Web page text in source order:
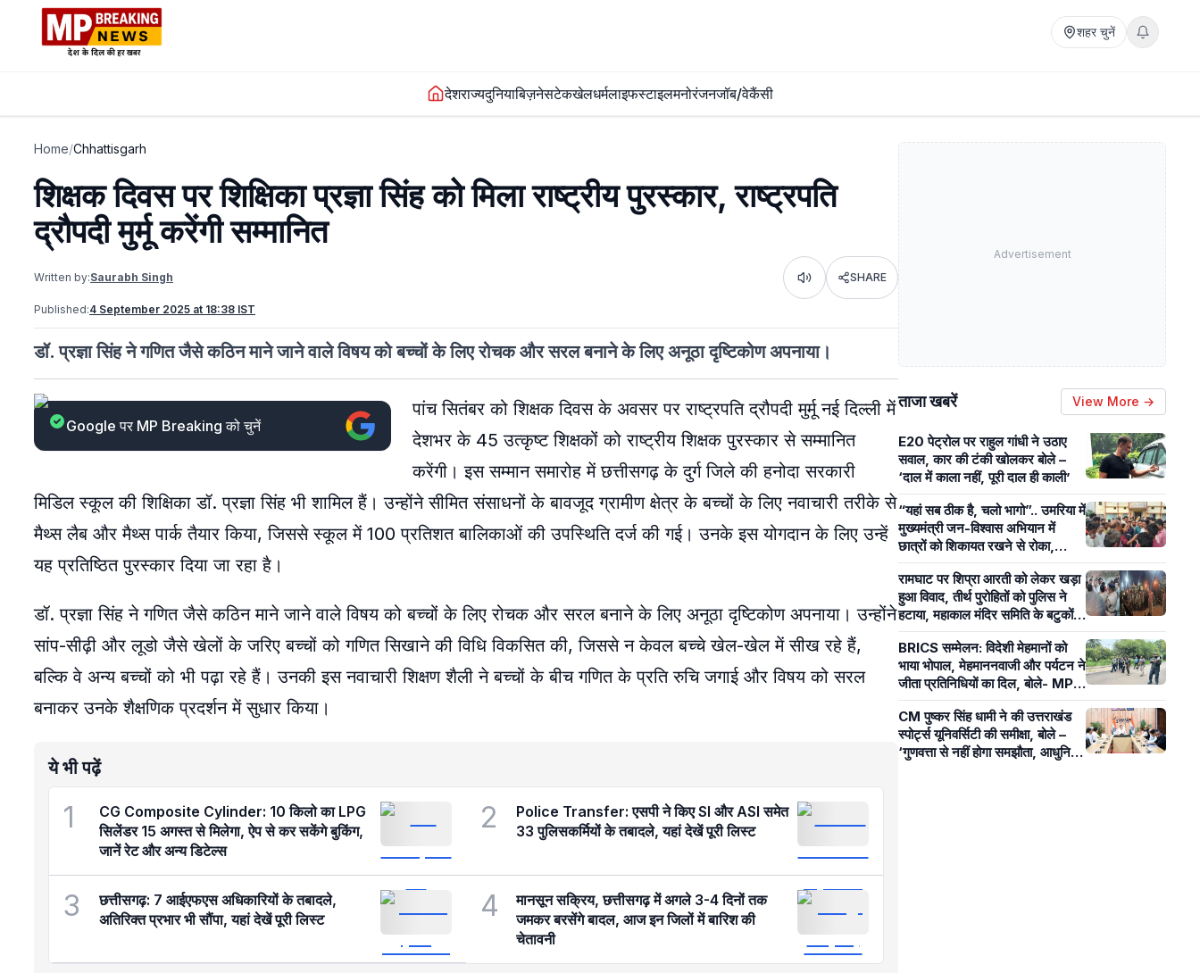
शहर चुनें
देशराज्यदुनियाबिज़नेसटेकखेलधर्मलाइफस्टाइलमनोरंजनजॉब/वेकैंसी
Home/Chhattisgarh
शिक्षक दिवस पर शिक्षिका प्रज्ञा सिंह को मिला राष्ट्रीय पुरस्कार, राष्ट्रपति
द्रौपदी मुर्मू करेंगी सम्मानित
Written by:Saurabh Singh Listen SHARE
Published:4 September 2025 at 18:38 IST
डॉ. प्रज्ञा सिंह ने गणित जैसे कठिन माने जाने वाले विषय को बच्चों के लिए रोचक और सरल बनाने के लिए अनूठा दृष्टिकोण अपनाया।
Google पर MP Breaking को चुनें
पांच सितंबर को शिक्षक दिवस के अवसर पर राष्ट्रपति द्रौपदी मुर्मू नई दिल्ली में
देशभर के 45 उत्कृष्ट शिक्षकों को राष्ट्रीय शिक्षक पुरस्कार से सम्मानित
करेंगी। इस सम्मान समारोह में छत्तीसगढ़ के दुर्ग जिले की हनोदा सरकारी
मिडिल स्कूल की शिक्षिका डॉ. प्रज्ञा सिंह भी शामिल हैं। उन्होंने सीमित संसाधनों के बावजूद ग्रामीण क्षेत्र के बच्चों के लिए नवाचारी तरीके से
मैथ्स लैब और मैथ्स पार्क तैयार किया, जिससे स्कूल में 100 प्रतिशत बालिकाओं की उपस्थिति दर्ज की गई। उनके इस योगदान के लिए उन्हें
यह प्रतिष्ठित पुरस्कार दिया जा रहा है।
डॉ. प्रज्ञा सिंह ने गणित जैसे कठिन माने जाने वाले विषय को बच्चों के लिए रोचक और सरल बनाने के लिए अनूठा दृष्टिकोण अपनाया। उन्होंने
सांप-सीढ़ी और लूडो जैसे खेलों के जरिए बच्चों को गणित सिखाने की विधि विकसित की, जिससे न केवल बच्चे खेल-खेल में सीख रहे हैं,
बल्कि वे अन्य बच्चों को भी पढ़ा रहे हैं। उनकी इस नवाचारी शिक्षण शैली ने बच्चों के बीच गणित के प्रति रुचि जगाई और विषय को सरल
बनाकर उनके शैक्षणिक प्रदर्शन में सुधार किया।
ये भी पढ़ें
1
CG Composite Cylinder: 10 किलो का LPG
सिलेंडर 15 अगस्त से मिलेगा, ऐप से कर सकेंगे बुकिंग,
जानें रेट और अन्य डिटेल्स
2
Police Transfer: एसपी ने किए SI और ASI समेत
33 पुलिसकर्मियों के तबादले, यहां देखें पूरी लिस्ट
3
छत्तीसगढ़: 7 आईएफएस अधिकारियों के तबादले,
अतिरिक्त प्रभार भी सौंपा, यहां देखें पूरी लिस्ट
4
मानसून सक्रिय, छत्तीसगढ़ में अगले 3-4 दिनों तक
जमकर बरसेंगे बादल, आज इन जिलों में बारिश की
चेतावनी
Advertisement
ताजा खबरें View More →
E20 पेट्रोल पर राहुल गांधी ने उठाए
सवाल, कार की टंकी खोलकर बोले –
‘दाल में काला नहीं, पूरी दाल ही काली’
“यहां सब ठीक है, चलो भागो”.. उमरिया में
मुख्यमंत्री जन-विश्वास अभियान में
छात्रों को शिकायत रखने से रोका,
पंचायत सचिव पर लगे आरोप
रामघाट पर शिप्रा आरती को लेकर खड़ा
हुआ विवाद, तीर्थ पुरोहितों को पुलिस ने
हटाया, महाकाल मंदिर समिति के बटुकों ने
कराई आरती
BRICS सम्मेलन: विदेशी मेहमानों को
भाया भोपाल, मेहमाननवाजी और पर्यटन ने
जीता प्रतिनिधियों का दिल, बोले- MP
का आतिथ्य हमेशा रहेगा याद
CM पुष्कर सिंह धामी ने की उत्तराखंड
स्पोर्ट्स यूनिवर्सिटी की समीक्षा, बोले –
‘गुणवत्ता से नहीं होगा समझौता, आधुनिक